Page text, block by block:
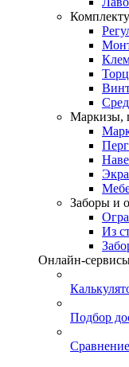
Маркизы,
Заборы и
Из
Онлайн-
Подбор